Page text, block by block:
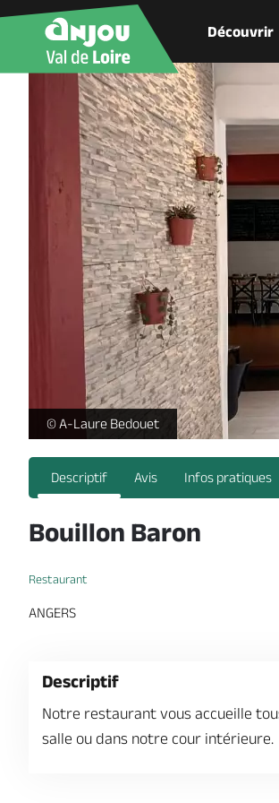
Découvrir
-
© A-Laure Bedouet
Descriptif Avis Infos pratiques
Bouillon Baron
Restaurant
ANGERS
Descriptif
Notre restaurant vous accueille
salle ou dans notre cour intérieure.